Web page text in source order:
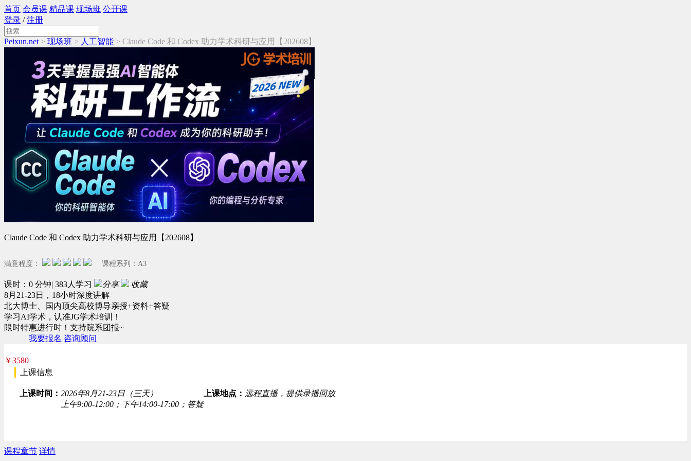
首页 会员课 精品课 现场班 公开课
登录 /注册
Peixun.net > 现场班 > 人工智能 > Claude Code 和 Codex 助力学术科研与应用【202608】
Claude Code 和 Codex 助力学术科研与应用【202608】
满意程度： 课程系列： A3
课时：0 分钟| 383人学习 分享
收藏
8月21-23日，18小时深度讲解
北大博士、国内顶尖高校博导亲授+资料+答疑
学习AI学术，认准JG学术培训！
限时特惠进行时！支持院系团报~
￥3580
我要报名 咨询顾问
上课信息
上课时间： 2026年8月21-23日（三天）
上午9:00-12:00；下午14:00-17:00；答疑
上课地点： 远程直播，提供录播回放
课程章节 详情